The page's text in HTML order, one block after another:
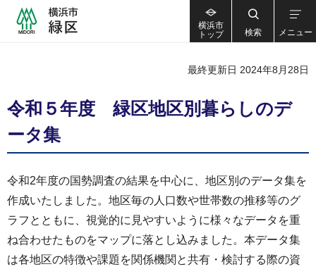
横浜市
トップ
検索 メニュー
最終更新日 2024年8月28日
令和５年度 緑区地区別暮らしのデ
ータ集
令和2年度の国勢調査の結果を中心に、地区別のデータ集を
作成いたしました。地区毎の人口数や世帯数の推移等のグ
ラフとともに、視覚的に見やすいように様々なデータを重
ね合わせたものをマップに落とし込みました。本データ集
は各地区の特徴や課題を関係機関と共有・検討する際の資